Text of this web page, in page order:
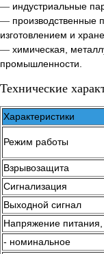
— индустриальные
— производственные
изготовлением и
— химическая,
промышленности.
Технические
Характеристики
Режим работы
Взрывозащита
Сигнализация
Выходной сигнал
Напряжение
- номинальное